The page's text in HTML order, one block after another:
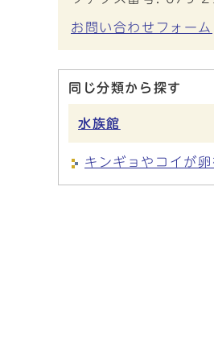
お問い合わせフォーム
同じ分類から探す
水族館
キンギョやコイが